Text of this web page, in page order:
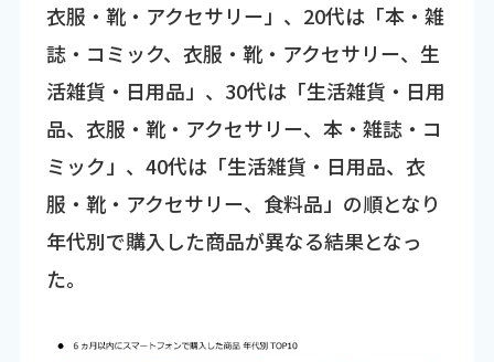
衣服・靴・アクセサリー」、20代は「本・雑
誌・コミック、衣服・靴・アクセサリー、生
活雑貨・日用品」、30代は「生活雑貨・日用
品、衣服・靴・アクセサリー、本・雑誌・コ
ミック」、40代は「生活雑貨・日用品、衣
服・靴・アクセサリー、食料品」の順となり
年代別で購入した商品が異なる結果となっ
た。